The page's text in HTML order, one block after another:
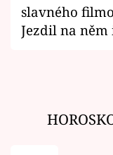
slavného
Jezdil na